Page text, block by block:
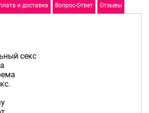
и доставка Вопрос-Ответ Отзывы
секс